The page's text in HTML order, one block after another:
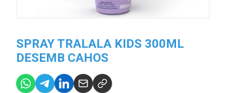
SPRAY TRALALA KIDS 300ML
DESEMB CAHOS